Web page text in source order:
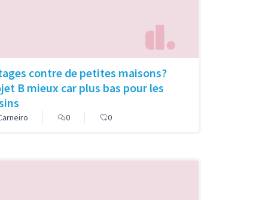
contre de petites maisons?
B mieux car plus bas pour les
0 0